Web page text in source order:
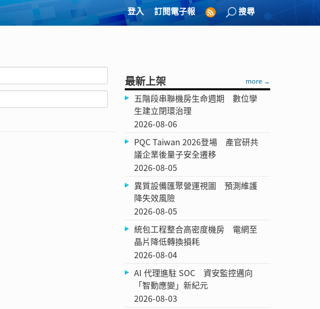
登入 訂閱電子報 搜尋
最新上架 more →
五階段串聯機房生命週期 數位孿
生建立閉環治理
2026-08-06
PQC Taiwan 2026登場 產官研共
議企業後量子安全遷移
2026-08-05
異質設備匯聚營運視圖 預測維護
降失效風險
2026-08-05
統包工程整合高密度機房 電網至
晶片降低轉換損耗
2026-08-04
AI 代理進駐 SOC 資安監控邁向
「智動應變」新紀元
2026-08-03